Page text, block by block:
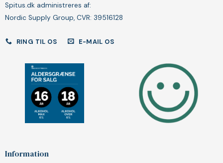
Spitus.dk administreres af:
Nordic Supply Group, CVR: 39516128
RING TIL OS E-MAIL OS
Information